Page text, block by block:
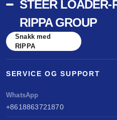
STEER LOADER-
RIPPA GROUP
Snakk med
RIPPA
SERVICE OG SUPPORT
WhatsApp
+8618863721870